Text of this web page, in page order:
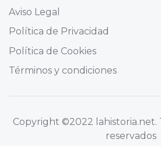
Aviso Legal
Política de Privacidad
Política de Cookies
Términos y condiciones
Copyright ©2022 lahistoria.net.
reservados